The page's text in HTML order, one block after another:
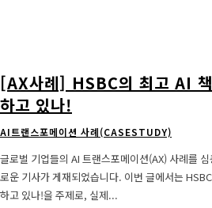
[AX사례] HSBC의 최고 AI
하고 있나!
AI트랜스포메이션 사례(CASESTUDY)
글로벌 기업들의 AI 트랜스포메이션(AX) 사례를
로운 기사가 게재되었습니다. 이번 글에서는
하고 있나!을 주제로, 실제...